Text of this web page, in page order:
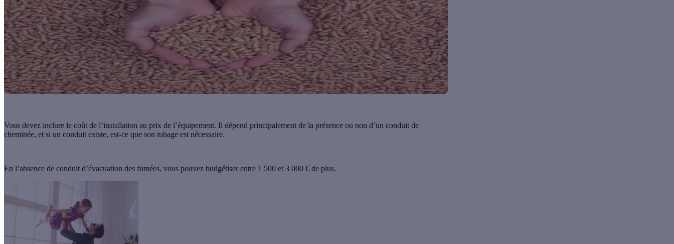
Vous devez inclure le coût de l’installation au prix de l’équipement. Il dépend principalement de la présence ou non d’un conduit de
cheminée, et si un conduit existe, est-ce que son tubage est nécessaire.
En l’absence de conduit d’évacuation des fumées, vous pouvez budgétiser entre 1 500 et 3 000 € de plus.